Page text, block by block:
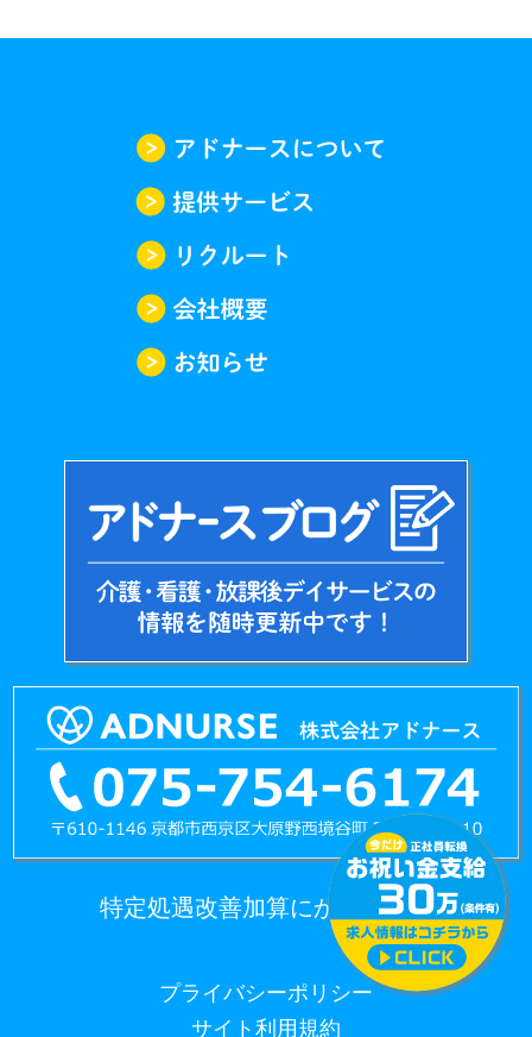
特定処遇改善加算にかかる情報
プライバシーポリシー
サイト利用規約